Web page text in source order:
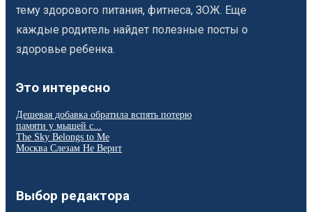
тему здорового питания, фитнеса, ЗОЖ. Еще
каждые родитель найдет полезные посты о
здоровье ребенка.
Это интересно
Дешевая добавка обратила вспять потерю
памяти у мышей с...
The Sky Belongs to Me
Москва Слезам Не Верит
Выбор редактора